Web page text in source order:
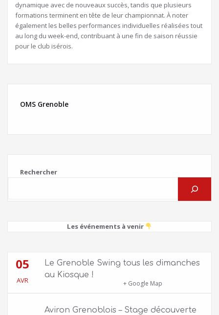
dynamique avec de nouveaux succès, tandis que plusieurs
formations terminent en tête de leur championnat. À noter
également les belles performances individuelles réalisées tout
au long du week-end, contribuant à une fin de saison réussie
pour le club isérois.
OMS Grenoble
Rechercher
Les événements à venir
05
AVR
Le Grenoble Swing tous les dimanches
au Kiosque !
+ Google Map
Aviron Grenoblois – Stage découverte